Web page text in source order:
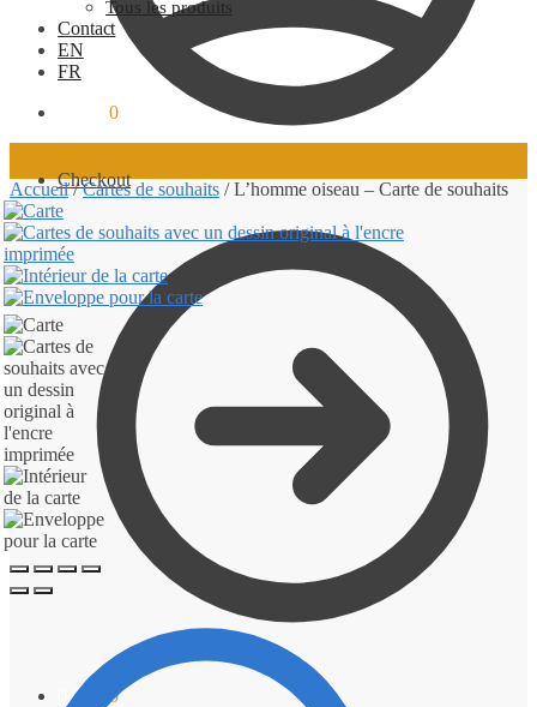
Checkout
0.00 0
Tous les produits
Contact
EN
FR
0
Accueil/Cartes de souhaits /L’homme oiseau – Carte de souhaits